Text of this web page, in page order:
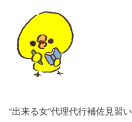
“出来る女”代理代行補佐見習い